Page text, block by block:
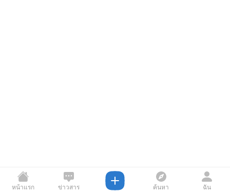
หน้าแรก ข่าวสาร ค้นหา ฉัน